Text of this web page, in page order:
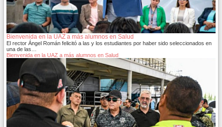
Bienvenida en la UAZ a más alumnos en Salud
El rector Ángel Román felicitó a las y los estudiantes por haber sido seleccionados en
una de las…
Bienvenida en la UAZ a más alumnos en Salud